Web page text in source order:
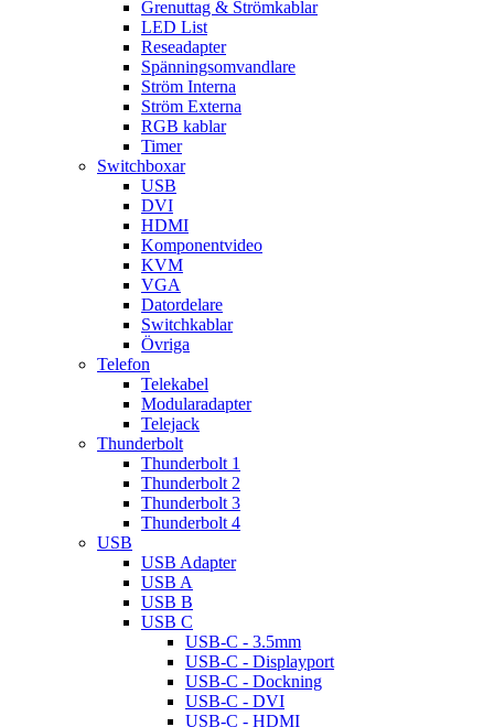
Grenuttag & Strömkablar
LED List
Reseadapter
Spänningsomvandlare
Ström Interna
Ström Externa
RGB kablar
Timer
Switchboxar
USB
DVI
HDMI
Komponentvideo
KVM
VGA
Datordelare
Switchkablar
Övriga
Telefon
Telekabel
Modularadapter
Telejack
Thunderbolt
Thunderbolt 1
Thunderbolt 2
Thunderbolt 3
Thunderbolt 4
USB
USB Adapter
USB A
USB B
USB C
USB-C - 3.5mm
USB-C - Displayport
USB-C - Dockning
USB-C - DVI
USB-C - HDMI